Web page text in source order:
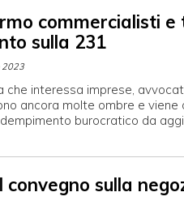
commercialisti
sulla 231
2023
che interessa imprese,
ancora molte ombre e
burocratico da
convegno sulla